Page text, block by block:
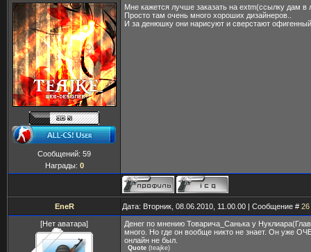
Сообщений: 59
Награды: 0
Мне кажется лучше заказать на extm(ссылку дам в
Просто там очень много хороших дизайнеров..
И за денюшку они нарисуют и сверстают
EneR Дата: Вторник, 08.06.2010, 11.00.00 | Сообщение # 26
[Нет аватара]
Денег по мнению Товарича_Санька у
много. Но где он вообще никто не знает. Он уже
онлайн не был.
Quote (teajke)